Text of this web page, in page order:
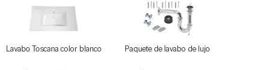
Lavabo Toscana color blanco Paquete de lavabo de lujo